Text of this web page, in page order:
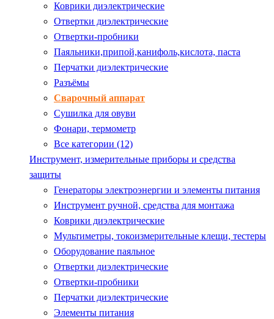
Коврики диэлектрические
Отвертки диэлектрические
Отвертки-пробники
Паяльники,припой,канифоль,кислота, паста
Перчатки диэлектрические
Разъёмы
Сварочный аппарат
Сушилка для овуви
Фонари, термометр
Все категории (12)
Инструмент, измерительные приборы и средства
защиты
Генераторы электроэнергии и элементы питания
Инструмент ручной, средства для монтажа
Коврики диэлектрические
Мультиметры, токоизмерительные клещи, тестеры
Оборудование паяльное
Отвертки диэлектрические
Отвертки-пробники
Перчатки диэлектрические
Элементы питания